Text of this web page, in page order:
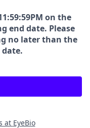
on the
end date. Please
no later than the
at EyeBio